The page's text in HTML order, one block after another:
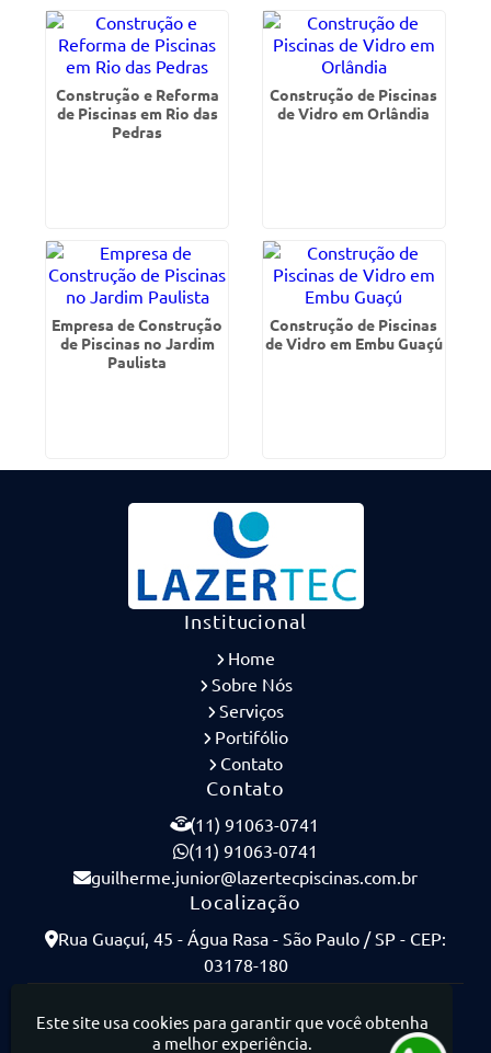
Construção e Reforma
de Piscinas em Rio das
Pedras
Construção de Piscinas
de Vidro em Orlândia
Empresa de Construção
de Piscinas no Jardim
Paulista
Construção de Piscinas
de Vidro em Embu Guaçú
Institucional
Home
Sobre Nós
Serviços
Portifólio
Contato
Contato
(11) 91063-0741
(11) 91063-0741
guilherme.junior@lazertecpiscinas.com.br
Localização
Rua Guaçuí, 45 - Água Rasa - São Paulo / SP - CEP:
03178-180
Este site usa cookies para garantir que você obtenha
a melhor experiência.